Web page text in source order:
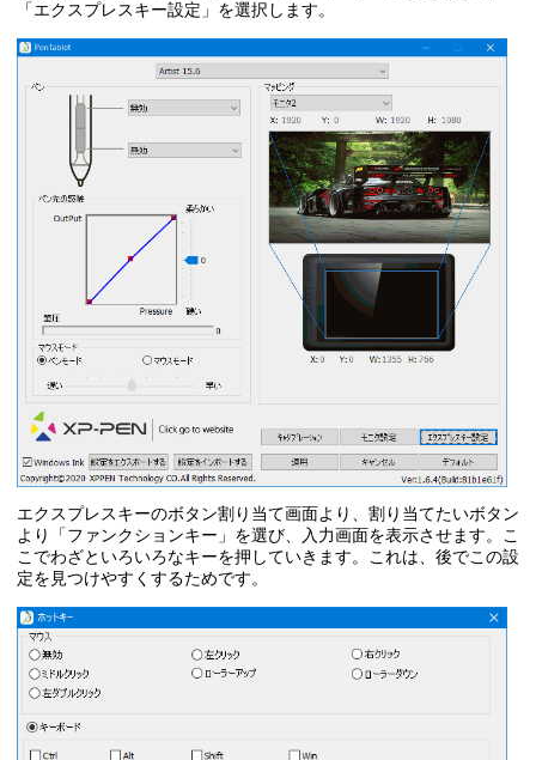
「エクスプレスキー設定」を選択します。
エクスプレスキーのボタン割り当て画面より、割り当てたいボタン
より「ファンクションキー」を選び、入力画面を表示させます。こ
こでわざといろいろなキーを押していきます。これは、後でこの設
定を見つけやすくするためです。